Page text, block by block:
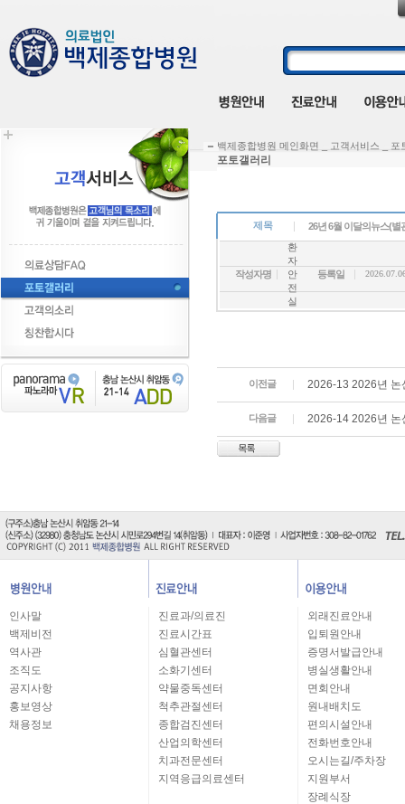
백제종합병원 메인화면 _ 고객서비스 _ 포
포토갤러리
제목 26년 6월 이달의뉴스(별
작성자명
환
자
안
전
실
등록일
이전글 2026-13 2026년 논
다음글 2026-14 2026년 논
인사말
백제비전
역사관
조직도
공지사항
홍보영상
채용정보
진료과/의료진
진료시간표
심혈관센터
소화기센터
약물중독센터
척추관절센터
종합검진센터
산업의학센터
치과전문센터
지역응급의료센터
외래진료안내
입퇴원안내
증명서발급안내
병실생활안내
면회안내
원내배치도
편의시설안내
전화번호안내
오시는길/주차장
지원부서
장례식장